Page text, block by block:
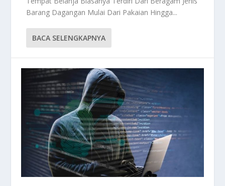
Barang Dagangan Mulai Dari Pakaian Hingga...
BACA SELENGKAPNYA